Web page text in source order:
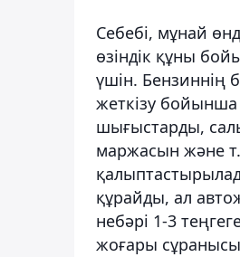
Себебі, мұнай
өзіндік құны
үшін. Бензиннің
жеткізу
шығыстарды,
маржасын және
құрайды, ал
небәрі 1-3
жоғары